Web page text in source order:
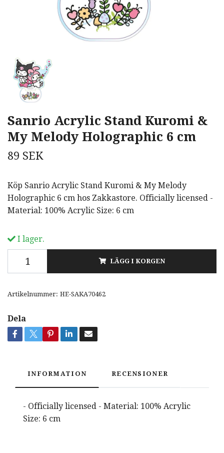
Sanrio Acrylic Stand Kuromi &
My Melody Holographic 6 cm
89 SEK
Köp Sanrio Acrylic Stand Kuromi & My Melody
Holographic 6 cm hos Zakkastore. Officially licensed -
Material: 100% Acrylic Size: 6 cm
I lager.
LÄGG I KORGEN
Artikelnummer: HE-SAKA70462
Dela
INFORMATION RECENSIONER
- Officially licensed - Material: 100% Acrylic
Size: 6 cm